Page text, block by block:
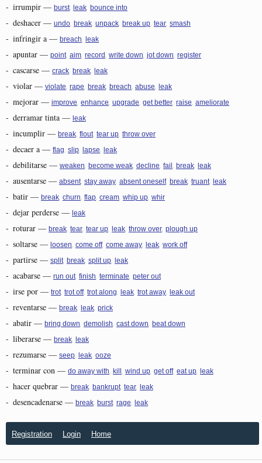
- irrumpir — burst leak bounce into
- deshacer — undo break unpack break up tear smash
- infringir a — breach leak
- apuntar — point aim record write down jot down register
- cascarse — crack break leak
- violar — violate rape break breach abuse leak
- mejorar — improve enhance upgrade get better raise ameliorate
- derramar tinta — leak
- incumplir — break flout tear up throw over
- decaer a — flag slip lapse leak
- debilitarse — weaken become weak decline fail break leak
- ausentarse — absent stay away absent oneself, break truant leak
- batir — break churn flap cream whip up whir
- dejar perderse — leak
- roturar — break tear tear up leak throw over plough up
- soltarse — loosen come off, come away leak work off
- partirse — split break split up leak
- acabarse — run out finish terminate peter out
- irse por — trot trot off, trot along leak trot away leak out
- reventarse — break leak prick
- abatir — bring down demolish cast down beat down
- liberarse — break leak
- rezumarse — seep leak ooze
- terminar con — do away with kill wind up get off, eat up leak
- hacer quebrar — break bankrupt tear leak
- desencadenarse — break burst rage leak
Registration Login Home